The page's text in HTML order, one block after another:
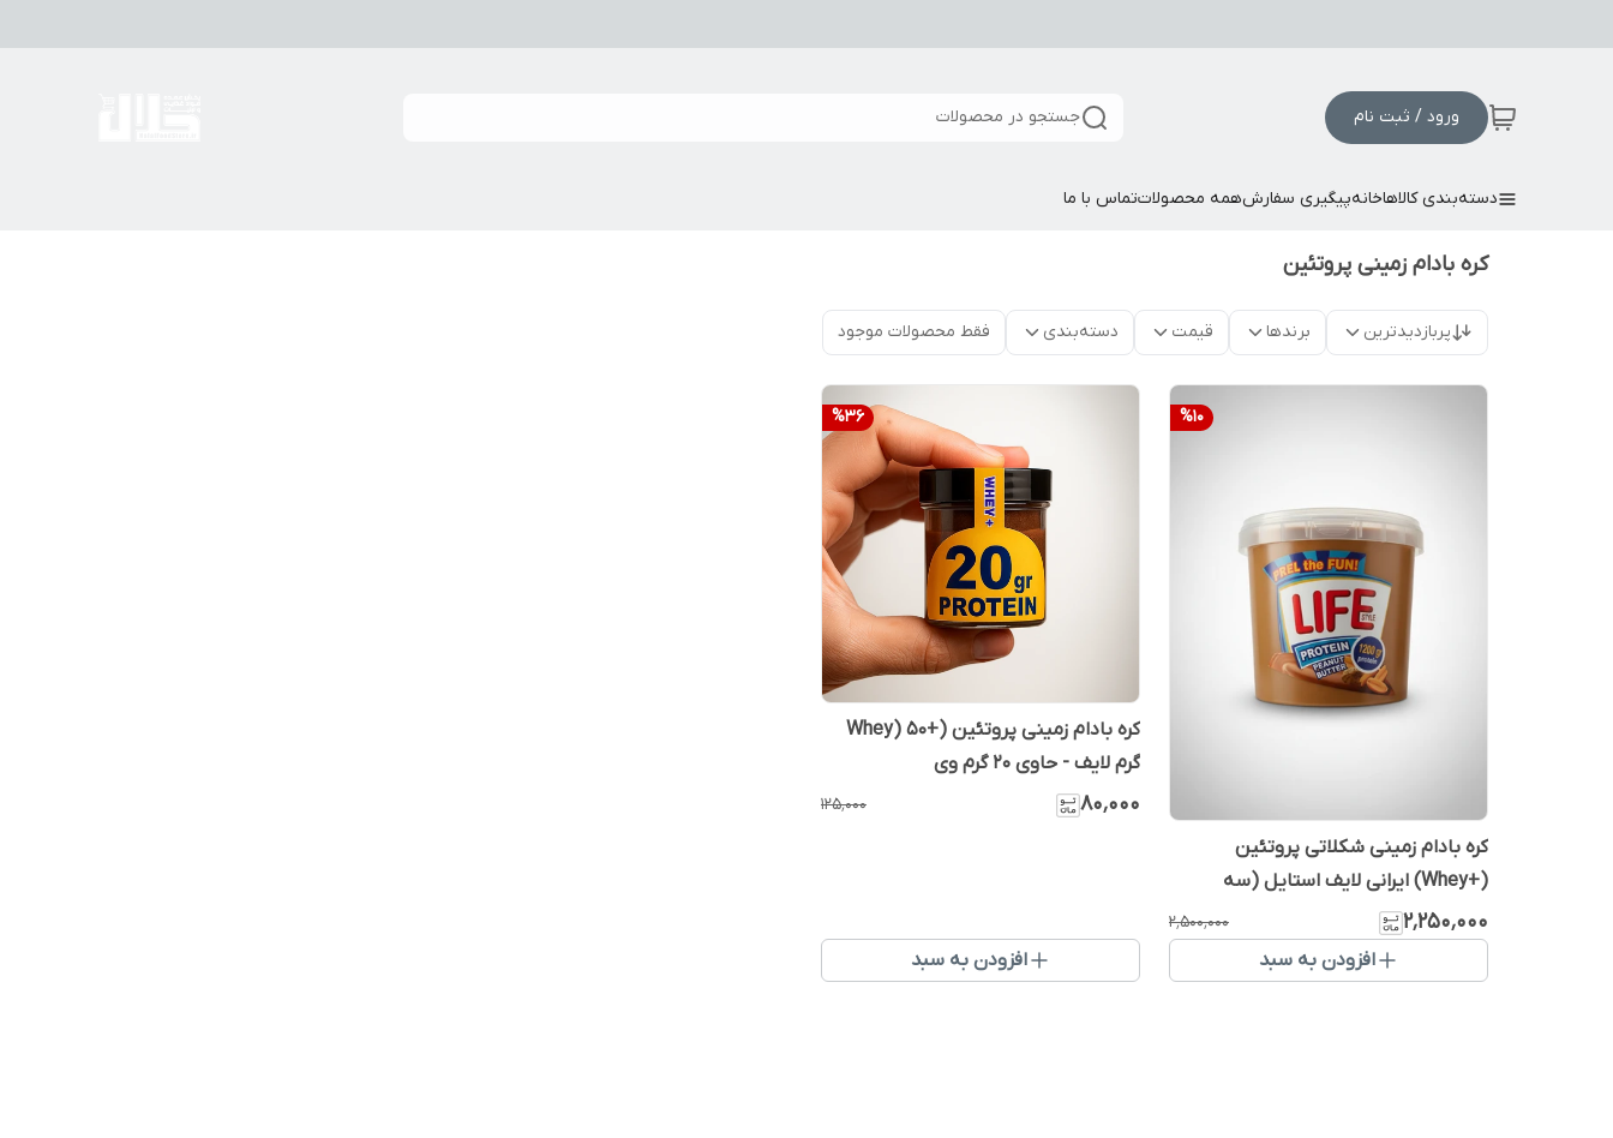
ورود / ثبت نام جستجو در محصولات
دسته‌بندی کالاهاخانهپیگیری سفارشهمه محصولاتتماس با ما
کره بادام زمینی پروتئین
پربازدیدترین برندها قیمت دسته‌بندی فقط محصولات موجود
%10
کره بادام زمینی شکلاتی پروتئین
(+Whey) ایرانی لایف استایل (سه
کیلویی) - بدون گلوتن
۲٬۲۵۰٬۰۰۰ ۲٬۵۰۰٬۰۰۰
افزودن به سبد
%36
کره بادام زمینی پروتئین (+Whey) 50
گرم لایف - حاوی 20 گرم وی
۸۰٬۰۰۰ ۱۲۵٬۰۰۰
افزودن به سبد